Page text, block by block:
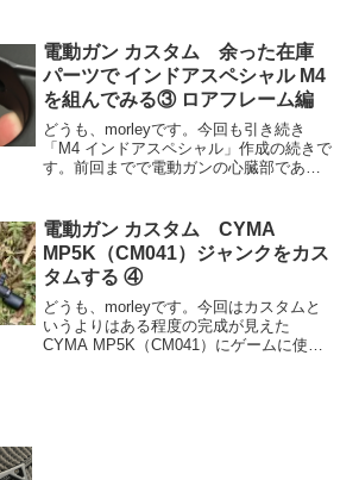
た。今回はFETユニットに配線をはんだ
付けしていきます。...
電動ガン カスタム 余った在庫
パーツで インドアスペシャル M4
を組んでみる③ ロアフレーム編
どうも、morleyです。今回も引き続き
「M4 インドアスペシャル」作成の続きで
す。前回までで電動ガンの心臓部である
のですがちょっとした問題が発生。ま
ず、ロアフレームの...
電動ガン カスタム CYMA
MP5K（CM041）ジャンクをカス
タムする ④
どうも、morleyです。今回はカスタムと
いうよりはある程度の完成が見えた
CYMA MP5K（CM041）にゲームに使う